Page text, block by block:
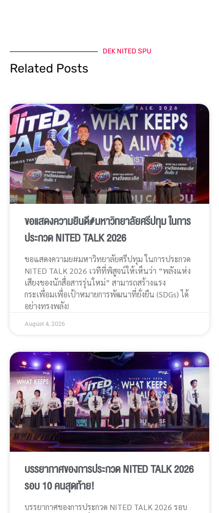
DEK NITED SPU
Related Posts
ขอแสดงความยินดี#มหาวิทยาลัยศรีปทุม ในการ
ประกวด NITED TALK 2026
ขอแสดงความย#มหาวิทยาลัยศรีปทุม ในการประกวด
NITED TALK 2026 เวทีที่พิสูจน์ให้เห็นว่า “พลังแห่ง
เสียงของนักสื่อสารรุ่นใหม่” สามารถสร้างแรง
กระเพื่อมเพื่อเป้าหมายการพัฒนาที่ยั่งยืน (SDGs) ได้
อย่างทรงพลัง!
August 4, 2026
บรรยากาศของการประกวด NITED TALK 2026
รอบ 10 คนสุดท้าย!
บรรยากาศของการประกวด NITED TALK 2026 รอบ